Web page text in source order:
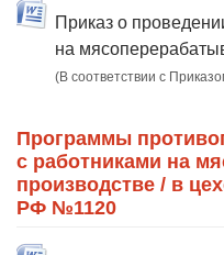
Приказ о
на
(В соответствии с
Программы
с работниками на
производстве / в
РФ №1120